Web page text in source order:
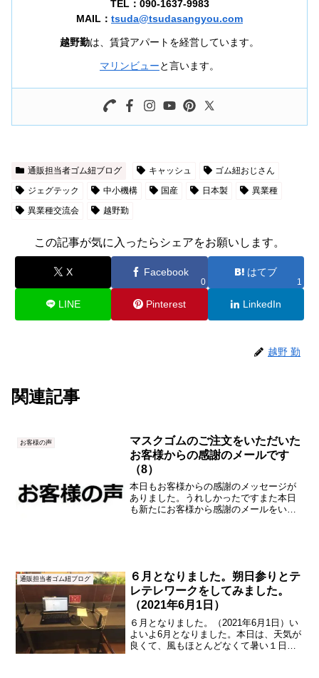
TEL：090-1637-9983
MAIL： tsuda@tsudasangyou.com
越野勤は、賃貸アパートを経営しています。
マリンビューと言います。
通販担当者ゴム紐ブログ キャッシュ
ゴム紐おじさん
ジェグテック
中小機構 国産 日本製
異業種
異業種交流会
越野勤
この記事が気に入ったらシェアをお願いします。
X Facebook
0
はてブ
1
LINE Pinterest LinkedIn
越野 勤
関連記事
お客様の声
マスクゴムのご注文をいただいた
お客様からの感謝のメールです
（8）
本日もお客様からの感謝のメッセージが
ありました。うれしかったですまた本日
も新たにお客様から感謝のメールをいた
通販担当者ゴム紐ブログ
６月となりました。朔日参りとテ
レテレワークをしてみました。
（2021年6月1日）
６月となりました。（2021年6月1日）い
よいよ6月となりました。本日は、天気が
良くて、風もほとんどなくて暑い１日と